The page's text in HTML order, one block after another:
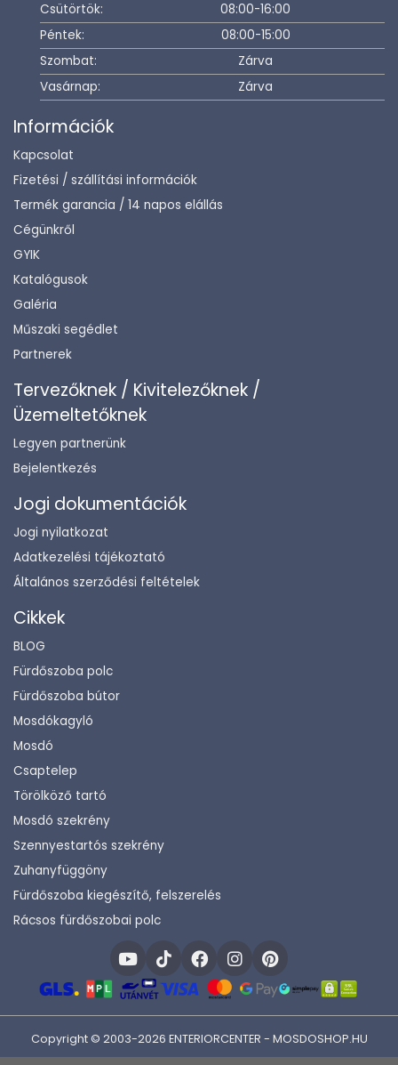
Csütörtök:
08:00-16:00
Péntek:
08:00-15:00
Szombat:
Zárva
Vasárnap:
Zárva
Információk
Kapcsolat
Fizetési / szállítási információk
Termék garancia / 14 napos elállás
Cégünkről
GYIK
Katalógusok
Galéria
Műszaki segédlet
Partnerek
Tervezőknek / Kivitelezőknek /
Üzemeltetőknek
Legyen partnerünk
Bejelentkezés
Jogi dokumentációk
Jogi nyilatkozat
Adatkezelési tájékoztató
Általános szerződési feltételek
Cikkek
BLOG
Fürdőszoba polc
Fürdőszoba bútor
Mosdókagyló
Mosdó
Csaptelep
Törölköző tartó
Mosdó szekrény
Szennyestartós szekrény
Zuhanyfüggöny
Fürdőszoba kiegészítő, felszerelés
Rácsos fürdőszobai polc
Copyright © 2003-2026 ENTERIORCENTER - MOSDOSHOP.HU